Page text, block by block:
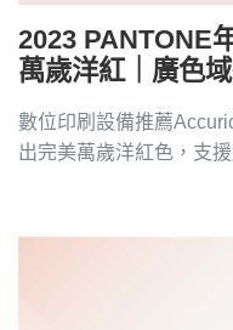
2023 PANTONE
萬歲洋紅｜廣色
數位印刷設備推薦
出完美萬歲洋紅色，支